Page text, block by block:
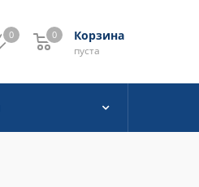
0 Корзина
0
пуста
0